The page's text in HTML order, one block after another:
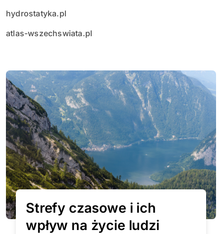
hydrostatyka.pl
atlas-wszechswiata.pl
Strefy czasowe i ich
wpływ na życie ludzi